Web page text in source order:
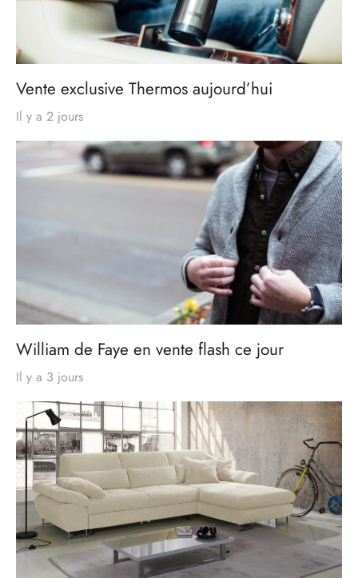
Vente exclusive Thermos aujourd’hui
Il y a 2 jours
William de Faye en vente flash ce jour
Il y a 3 jours